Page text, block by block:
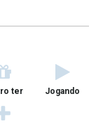
ter Jogando